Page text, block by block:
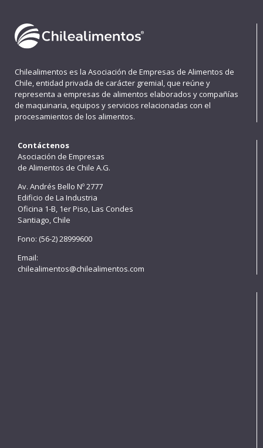
Chilealimentos es la Asociación de Empresas de Alimentos de
Chile, entidad privada de carácter gremial, que reúne y
representa a empresas de alimentos elaborados y compañías
de maquinaria, equipos y servicios relacionadas con el
procesamientos de los alimentos.
Contáctenos
Asociación de Empresas
de Alimentos de Chile A.G.
Av. Andrés Bello Nº 2777
Edificio de La Industria
Oficina 1-B, 1er Piso, Las Condes
Santiago, Chile
Fono: (56-2) 28999600
Email:
chilealimentos@chilealimentos.com